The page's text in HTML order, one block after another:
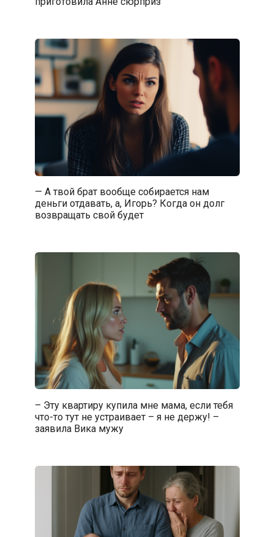
— А твой брат вообще собирается нам
деньги отдавать, а, Игорь? Когда он долг
возвращать свой будет
– Эту квартиру купила мне мама, если тебя
что-то тут не устраивает – я не держу! –
заявила Вика мужу